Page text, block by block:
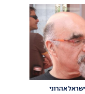
ישראל אהרוני